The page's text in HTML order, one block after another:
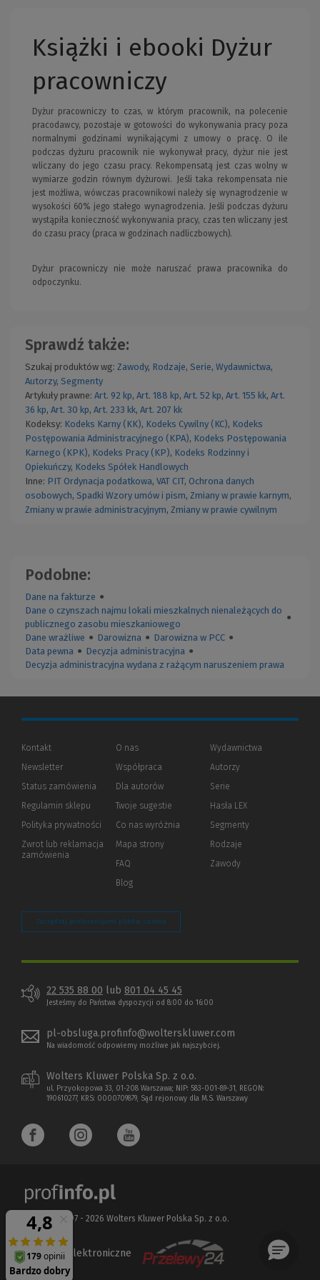
Książki i ebooki Dyżur
pracowniczy
Dyżur pracowniczy to czas, w którym pracownik, na polecenie
pracodawcy, pozostaje w gotowości do wykonywania pracy poza
normalnymi godzinami wynikającymi z umowy o pracę. O ile
podczas dyżuru pracownik nie wykonywał pracy, dyżur nie jest
wliczany do jego czasu pracy. Rekompensatą jest czas wolny w
wymiarze godzin równym dyżurowi. Jeśli taka rekompensata nie
jest możliwa, wówczas pracownikowi należy się wynagrodzenie w
wysokości 60% jego stałego wynagrodzenia. Jeśli podczas dyżuru
wystąpiła konieczność wykonywania pracy, czas ten wliczany jest
do czasu pracy (praca w godzinach nadliczbowych).
Dyżur pracowniczy nie może naruszać prawa pracownika do
odpoczynku.
Sprawdź także:
Szukaj produktów wg: Zawody, Rodzaje, Serie, Wydawnictwa,
Autorzy, Segmenty
Artykuły prawne: Art. 92 kp, Art. 188 kp, Art. 52 kp, Art. 155 kk, Art.
36 kp, Art. 30 kp, Art. 233 kk, Art. 207 kk
Kodeksy: Kodeks Karny (KK), Kodeks Cywilny (KC), Kodeks
Postępowania Administracyjnego (KPA), Kodeks Postępowania
Karnego (KPK), Kodeks Pracy (KP), Kodeks Rodzinny i
Opiekuńczy, Kodeks Spółek Handlowych
Inne: PIT Ordynacja podatkowa, VAT CIT, Ochrona danych
osobowych, Spadki Wzory umów i pism, Zmiany w prawie karnym,
Zmiany w prawie administracyjnym, Zmiany w prawie cywilnym
Podobne:
Dane na fakturze ●
Dane o czynszach najmu lokali mieszkalnych nienależących do
publicznego zasobu mieszkaniowego
●
Dane wrażliwe ● Darowizna ● Darowizna w PCC ●
Data pewna ● Decyzja administracyjna ●
Decyzja administracyjna wydana z rażącym naruszeniem prawa
Kontakt
Newsletter
Status zamówienia
Regulamin sklepu
Polityka prywatności (Nowe
(Link
innej
Zwrot lub reklamacja
zamówienia
O nas
Współpraca
Dla autorów(Nowe
(Link
innej
strony)
Twoje sugestie
Co nas wyróżnia
Mapa strony
FAQ
Blog
Wydawnictwa
Autorzy
Serie
Hasła LEX
Segmenty
Rodzaje
Zawody
Zarządzaj preferencjami plików cookie
22 535 88 00 lub 801 04 45 45
Jesteśmy do Państwa dyspozycji od 8:00 do 16:00
pl-obsluga.profinfo@wolterskluwer.com
Na wiadomość odpowiemy możliwe jak najszybciej.
Wolters Kluwer Polska Sp. z o.o.
ul. Przyokopowa 33, 01-208 Warszawa; NIP: 583-001-89-31, REGON:
190610277, KRS: 0000709879, Sąd rejonowy dla M.S. Warszawy
Copyright 1997 - 2026 Wolters Kluwer Polska Sp. z o.o.
Płatności elektroniczne
(Nowe
okno)
(Link
do